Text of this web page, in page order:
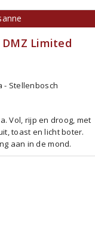
Limited
- Stellenbosch
Vol, rijp en droog, met
toast en licht boter.
aan in de mond.